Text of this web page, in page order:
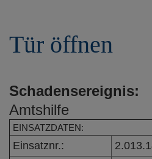
hTür öffnen
Schadensereignis:
Amtshilfe
EINSATZDATEN:
Einsatznr.: